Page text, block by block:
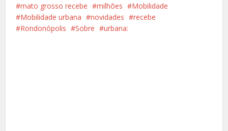
mato grosso recebe
milhões
Mobilidade
Mobilidade urbana
novidades
recebe
Rondonópolis
Sobre urbana: